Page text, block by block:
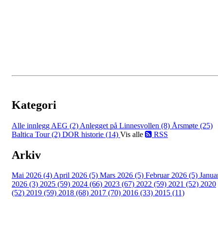
Kategori
Alle innlegg AEG (2) Anlegget på Linnesvollen (8) Årsmøte (25)
Baltica Tour (2) DOR historie (14) Vis alle RSS
Arkiv
Mai 2026 (4)April 2026 (5) Mars 2026 (5) Februar 2026 (5)
2026 (3) 2025 (59) 2024 (66) 2023 (67) 2022 (59) 2021 (52) 2020
(52) 2019 (59) 2018 (68) 2017 (70) 2016 (33) 2015 (11)